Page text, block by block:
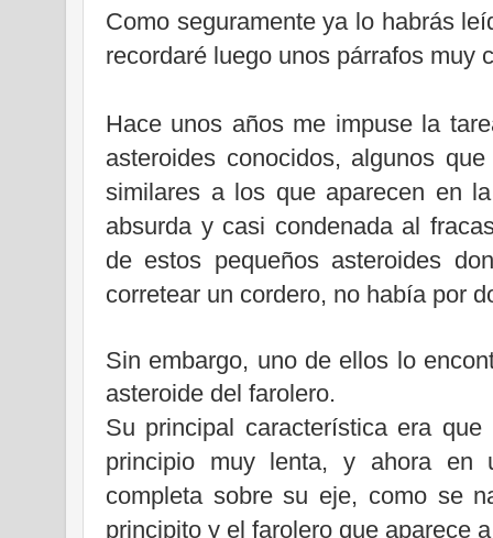
Como seguramente ya lo habrás
recordaré luego unos párrafos muy
Hace unos años me impuse la
asteroides conocidos, algunos
similares a los que aparecen en
absurda y casi condenada al
de estos pequeños asteroides
corretear un cordero, no había por
Sin embargo, uno de ellos lo
asteroide del farolero.
Su principal característica era
principio muy lenta, y ahora en
completa sobre su eje, como se
principito y el farolero que aparece